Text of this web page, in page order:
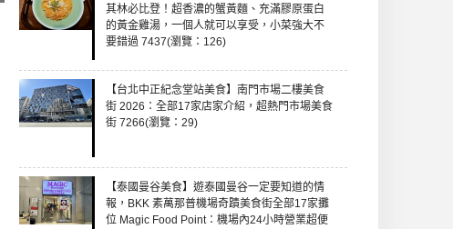
其林必比登！超香濃的蟹黃麵、充滿膠原蛋白
的黃金雞湯，一個人就可以享受，小菜強大不
要錯過 7437(瀏覽：126)
【台北中正紀念堂站美食】南門市場二樓美食
街 2026：全部17家店家介紹，超熱門市場美食
街 7266(瀏覽：29)
【泰國曼谷美食】遊泰國曼谷一定要知道的情
報，BKK 素萬那普機場奇蹟美食街全部17家攤
位 Magic Food Point：機場內24小時營業超便